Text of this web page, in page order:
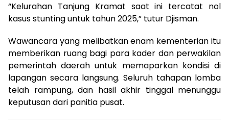
“Kelurahan Tanjung Kramat saat ini tercatat nol
kasus stunting untuk tahun 2025,” tutur Djisman.
Wawancara yang melibatkan enam kementerian itu
memberikan ruang bagi para kader dan perwakilan
pemerintah daerah untuk memaparkan kondisi di
lapangan secara langsung. Seluruh tahapan lomba
telah rampung, dan hasil akhir tinggal menunggu
keputusan dari panitia pusat.